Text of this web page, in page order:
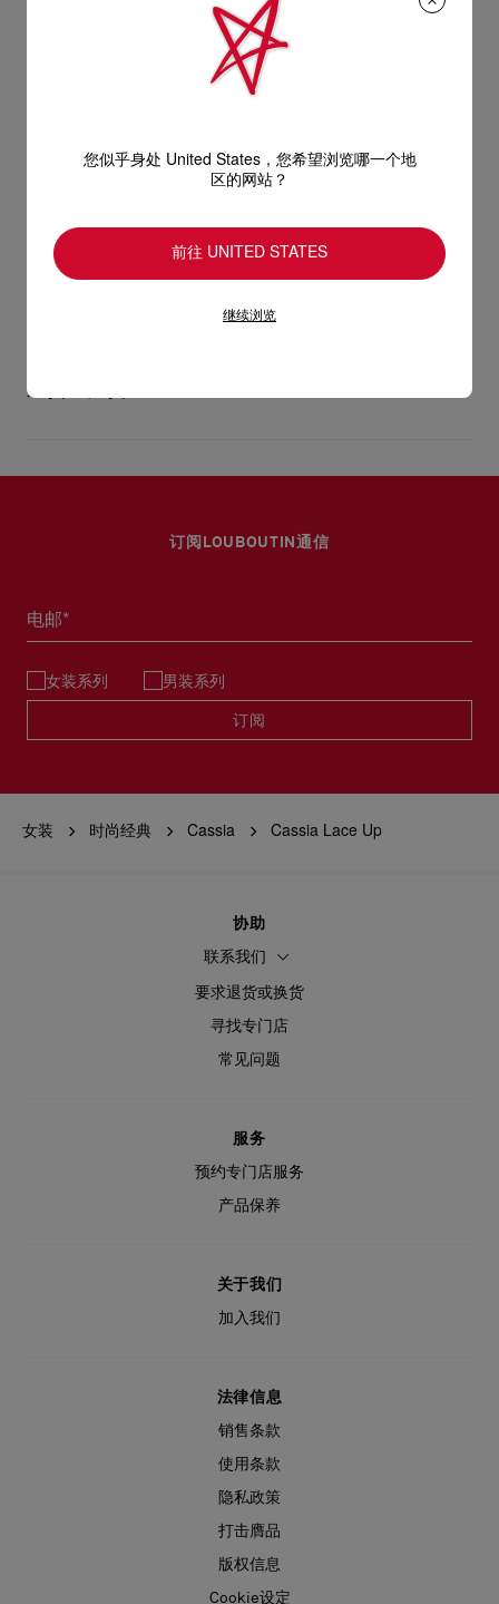
取材自芭蕾舞平底鞋的Cassia Lace Up高跟鞋以Blush杏色绉缎
制造，配以方形鞋头、100毫米幼细鞋跟和同色饰边，并以精致
1250498N295
100 mm
只要好好爱护，便能历久常新。不论您的Christian Louboutin皮
革产品需要深层清洁还是保养护理，我们也能为尽应所需，确保
部分地区可能需要额外送货时间。
退货和换货
换货视乎产品库存而定，请联系客户服务专员。
订阅LOUBOUTIN通信
电邮*
女装系列 男装系列
订阅
女装 时尚经典 Cassia Cassia Lace Up
协助
联系我们
要求退货或换货
寻找专门店
常见问题
服务
预约专门店服务
产品保养
关于我们
加入我们
法律信息
销售条款
使用条款
隐私政策
打击膺品
版权信息
Cookie设定
您似乎身处 United States，您希望浏览哪一个地
区的网站？
前往 UNITED STATES
继续浏览